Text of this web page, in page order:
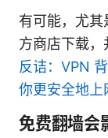
有可能，尤
方商店下载，
反诘：VPN
你更安全地上
免费翻墙会